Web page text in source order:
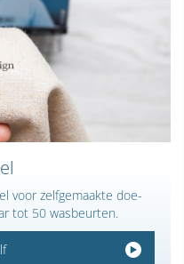
voor zelfgemaakte doe-
tot 50 wasbeurten.